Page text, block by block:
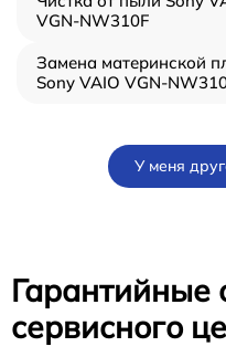
VGN-NW310F
Замена материнской
Sony VAIO VGN-
У меня
Гарантийные
сервисного